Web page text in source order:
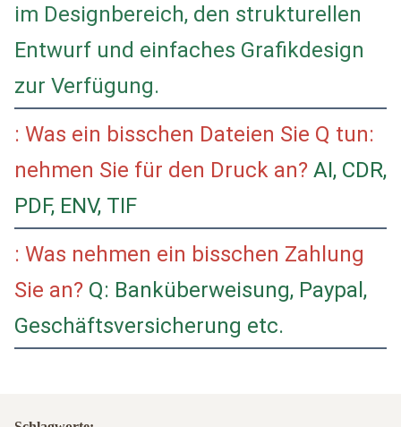
im Designbereich, den strukturellen
Entwurf und einfaches Grafikdesign
zur Verfügung.
: Was ein bisschen Dateien Sie Q tun:
nehmen Sie für den Druck an? AI, CDR,
PDF, ENV, TIF
: Was nehmen ein bisschen Zahlung
Sie an? Q: Banküberweisung, Paypal,
Geschäftsversicherung etc.